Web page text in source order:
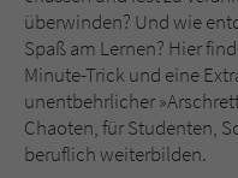
überwinden? Und wie
Spaß am Lernen? Hier
Minute-Trick und eine
unentbehrlicher
Chaoten, für Studenten,
beruflich weiterbilden.
Laufzeit Session
Zweck
Dieses
Benutzer.
überprüfen.